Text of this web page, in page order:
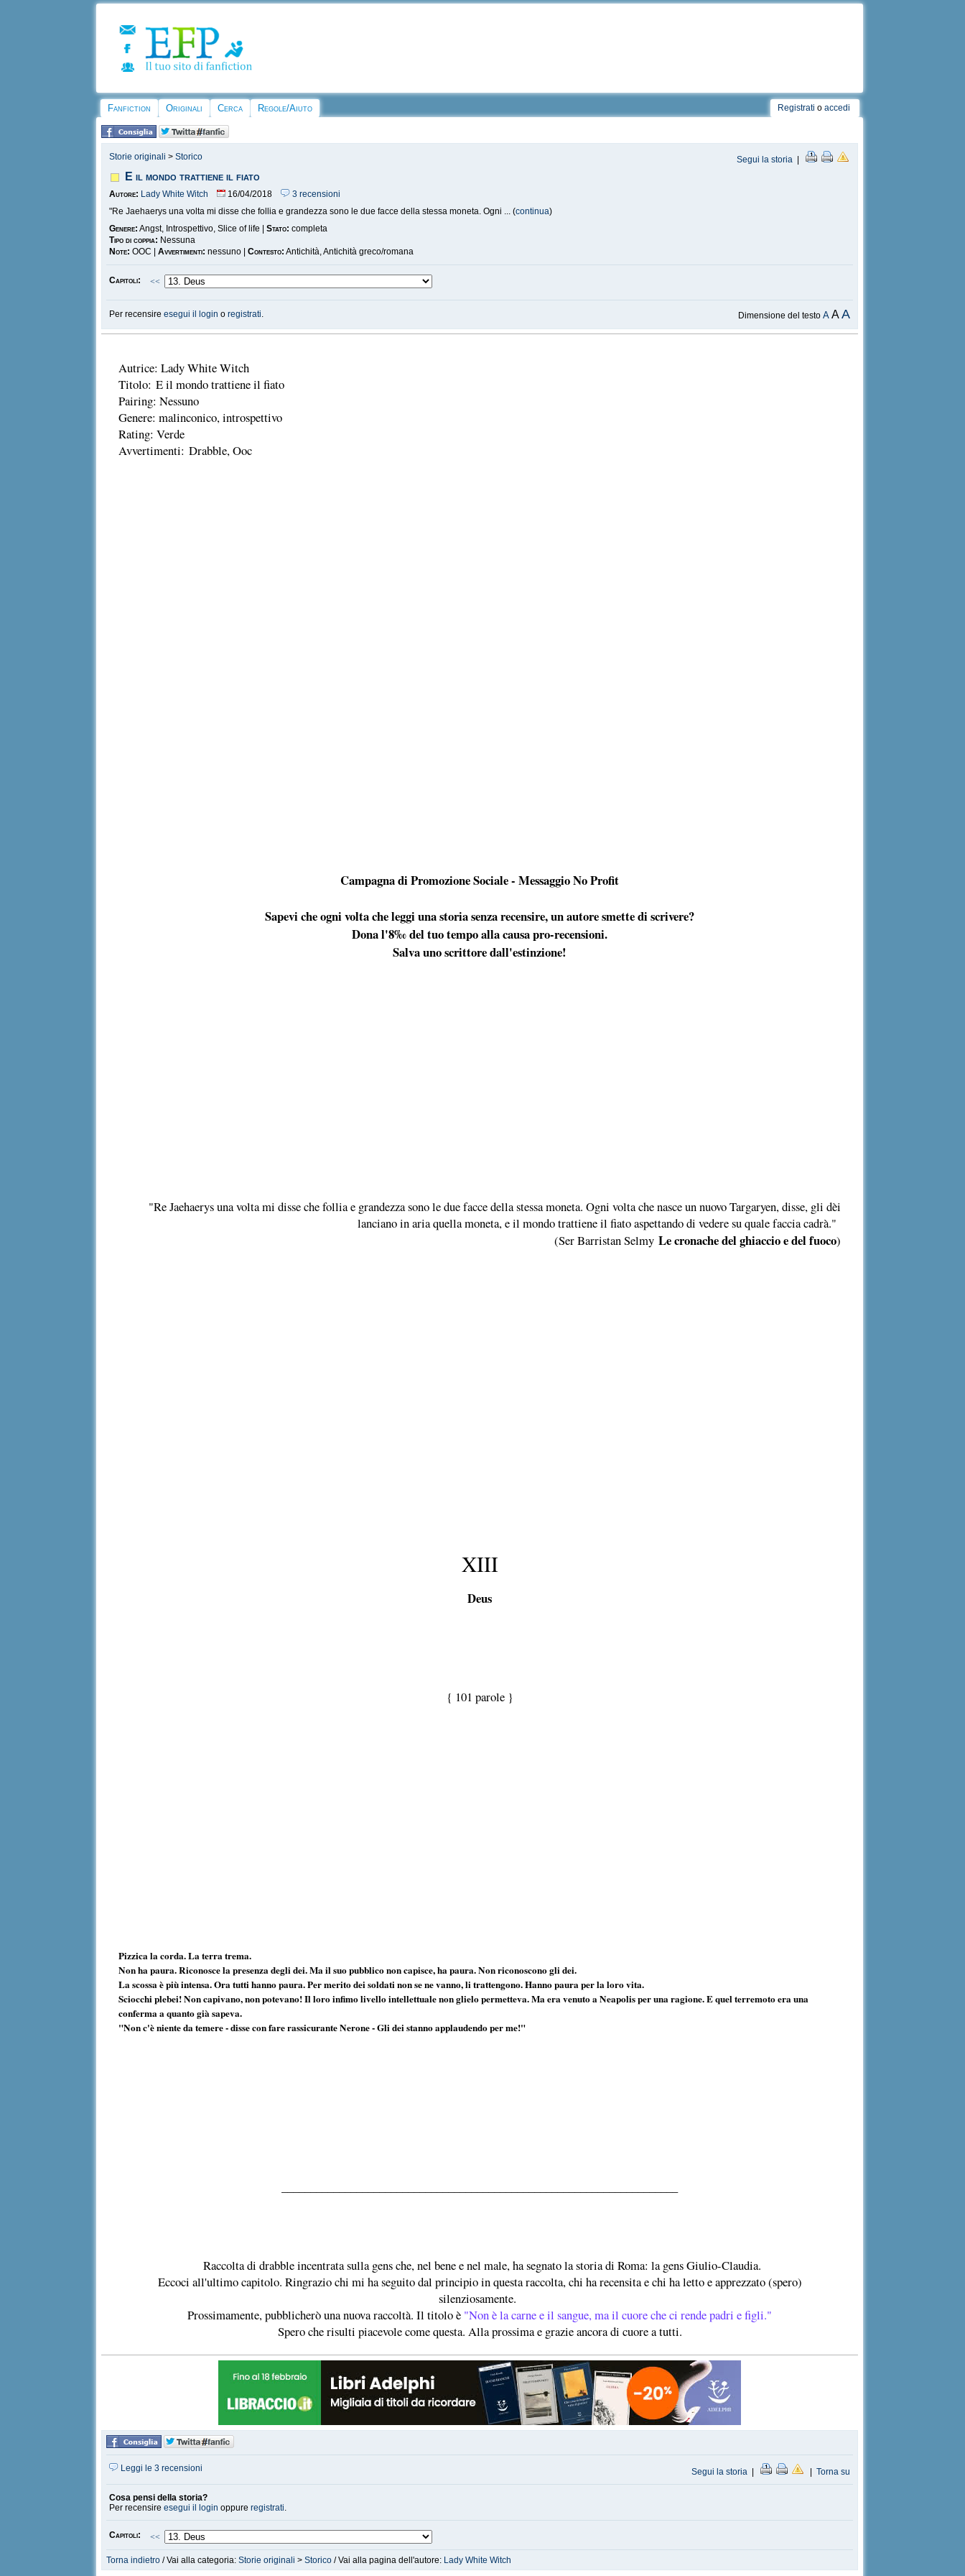
Fanfiction Originali Cerca Regole/Aiuto Registrati o accedi
Storie originali >Storico Segui la storia |
E il mondo trattiene il fiato
Autore: Lady White Witch 16/04/2018
3 recensioni
"Re Jaehaerys una volta mi disse che follia e grandezza sono le due facce della stessa moneta. Ogni ... (continua)
Genere: Angst, Introspettivo, Slice of life |Stato: completa
Tipo di coppia: Nessuna
Note: OOC |Avvertimenti: nessuno |Contesto: Antichità, Antichità greco/romana
Capitoli: <<
Per recensireesegui il login oregistrati. Dimensione del testoA AA
Autrice: Lady White Witch
Titolo: E il mondo trattiene il fiato
Pairing: Nessuno
Genere: malinconico, introspettivo
Rating: Verde
Avvertimenti: Drabble, Ooc
Campagna di Promozione Sociale - Messaggio No Profit
Sapevi che ogni volta che leggi una storia senza recensire, un autore smette di scrivere?
Dona l'8‰ del tuo tempo alla causa pro-recensioni.
Salva uno scrittore dall'estinzione!
"Re Jaehaerys una volta mi disse che follia e grandezza sono le due facce della stessa moneta. Ogni volta che nasce un nuovo Targaryen, disse, gli dèi
lanciano in aria quella moneta, e il mondo trattiene il fiato aspettando di vedere su quale faccia cadrà."
(Ser Barristan SelmyLe cronache del ghiaccio e del fuoco)
XIII
Deus
{ 101 parole }
Pizzica la corda. La terra trema.
Non ha paura. Riconosce la presenza degli dei. Ma il suo pubblico non capisce, ha paura. Non riconoscono gli dei.
La scossa è più intensa. Ora tutti hanno paura. Per merito dei soldati non se ne vanno, li trattengono. Hanno paura per la loro vita.
Sciocchi plebei! Non capivano, non potevano! Il loro infimo livello intellettuale non glielo permetteva. Ma era venuto a Neapolis per una ragione. E quel terremoto era una
conferma a quanto già sapeva.
"Non c'è niente da temere - disse con fare rassicurante Nerone - Gli dei stanno applaudendo per me!"
Raccolta di drabble incentrata sulla gens che, nel bene e nel male, ha segnato la storia di Roma: la gens Giulio-Claudia.
Eccoci all'ultimo capitolo. Ringrazio chi mi ha seguito dal principio in questa raccolta, chi ha recensita e chi ha letto e apprezzato (spero)
silenziosamente.
Prossimamente, pubblicherò una nuova raccoltà. Il titolo è "Non è la carne e il sangue, ma il cuore che ci rende padri e figli."
Spero che risulti piacevole come questa. Alla prossima e grazie ancora di cuore a tutti.
Leggi le 3 recensioni Segui la storia | |Torna su
Cosa pensi della storia?
Per recensireesegui il login oppureregistrati.
Capitoli: <<
Torna indietro / Vai alla categoria:Storie originali >Storico / Vai alla pagina dell'autore: Lady White Witch